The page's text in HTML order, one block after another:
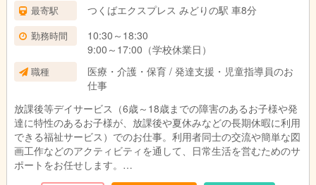
最寄駅 つくばエクスプレス みどりの駅 車8分
勤務時間
10:30～18:30
9:00～17:00（学校休業日）
職種
医療・介護・保育 / 発達支援・児童指導員のお
仕事
放課後等デイサービス（6歳～18歳までの障害のあるお子様や発
達に特性のあるお子様が、放課後や夏休みなどの長期休暇に利用
できる福祉サービス）でのお仕事。利用者同士の交流や簡単な図
画工作などのアクティビティを通して、日常生活を営むためのサ
ポートをお任せします。